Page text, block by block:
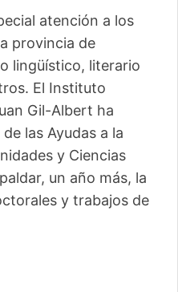
atención a los
provincia de
lingüístico, literario
El Instituto
Gil-Albert ha
las Ayudas a la
y Ciencias
un año más, la
y trabajos de